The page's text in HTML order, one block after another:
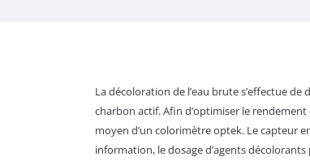
La décoloration de l’eau brute s’effectue
charbon actif. Afin d’optimiser le
moyen d’un colorimètre optek. Le capteur
information, le dosage d’agents